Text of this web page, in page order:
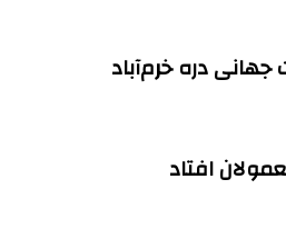
جهانی دره خرم‌آباد
افتاد